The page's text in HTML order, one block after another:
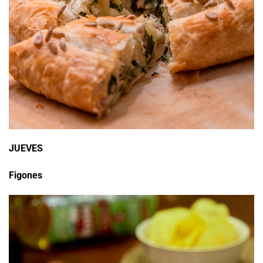
JUEVES
Figones